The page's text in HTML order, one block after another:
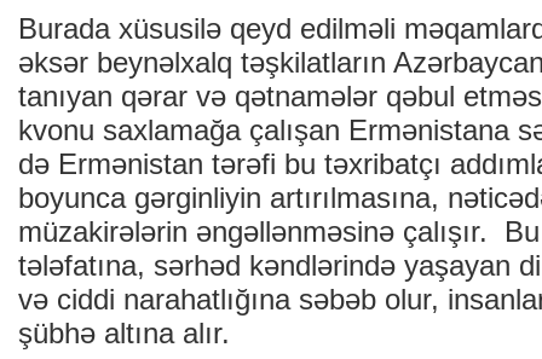
Burada xüsusilə qeyd edilməli
əksər beynəlxalq təşkilatların
tanıyan qərar və qətnamələr qəbul
kvonu saxlamağa çalışan Ermənistana
də Ermənistan tərəfi bu təxribatçı
boyunca gərginliyin artırılmasına,
müzakirələrin əngəllənməsinə çalışır.
tələfatına, sərhəd kəndlərində yaşayan
və ciddi narahatlığına səbəb olur,
şübhə altına alır.